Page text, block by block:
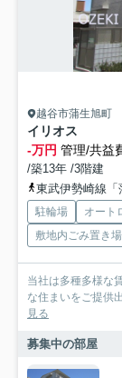
越谷市蒲生旭町
イリオス
-万円 管理/共益
/築13年 /3階建
東武伊勢崎線
駐輪場 オート
敷地内ごみ置き場
当社は多種多様な
な住まいをご提供
見る
募集中の部屋